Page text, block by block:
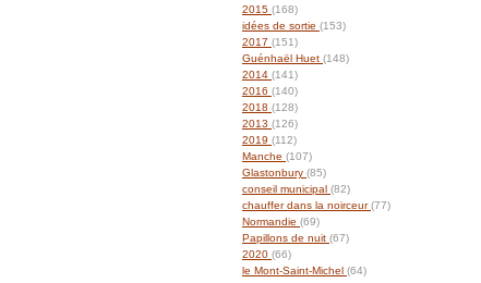
2015 (168)
idées de sortie (153)
2017 (151)
Guénhaël Huet (148)
2014 (141)
2016 (140)
2018 (128)
2013 (126)
2019 (112)
Manche (107)
Glastonbury (85)
conseil municipal (82)
chauffer dans la noirceur(77)
Normandie (69)
Papillons de nuit (67)
2020 (66)
le Mont-Saint-Michel (64)